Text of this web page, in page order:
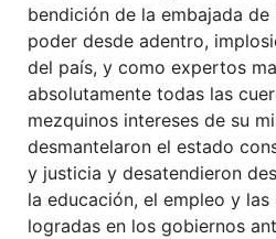
bendición de la embajada
poder desde adentro,
del país, y como expertos
absolutamente todas las
mezquinos intereses de su
desmantelaron el estado
y justicia y desatendieron
la educación, el empleo y
logradas en los gobiernos